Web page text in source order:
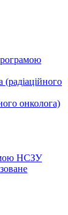
(радіаційного
онколога)
НСЗУ